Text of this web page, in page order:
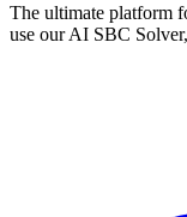
The ultimate platform
use our AI SBC